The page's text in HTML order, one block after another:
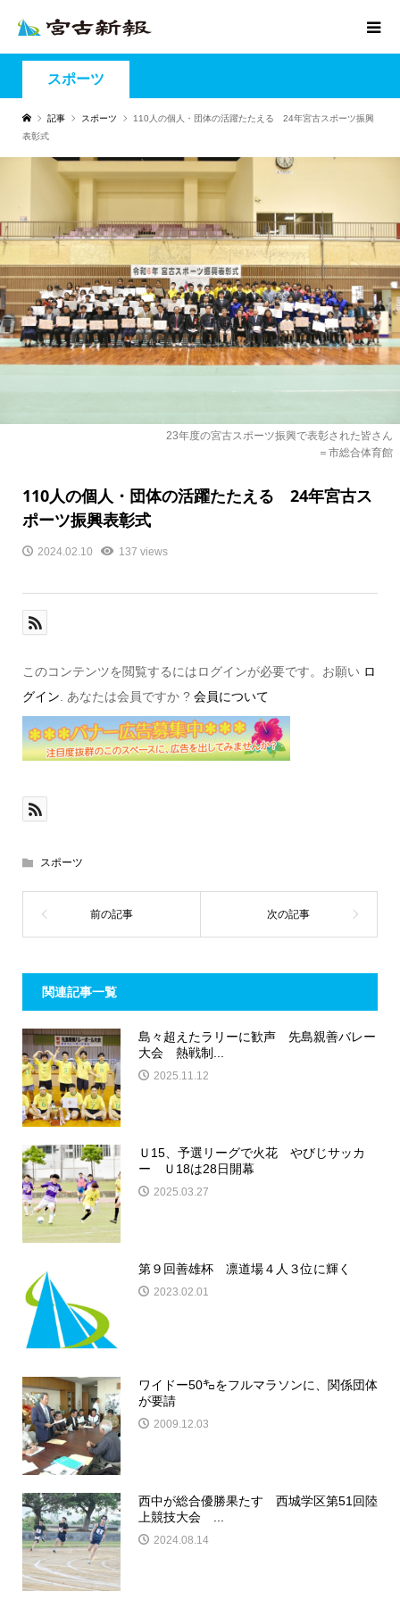
スポーツ
記事 スポーツ
110人の個人・団体の活躍たたえる 24年宮古スポーツ振興
表彰式
23年度の宮古スポーツ振興で表彰された皆さん
＝市総合体育館
110人の個人・団体の活躍たたえる 24年宮古ス
ポーツ振興表彰式
2024.02.10 137 views
このコンテンツを閲覧するにはログインが必要です。お願い ロ
グイン . あなたは会員ですか ? 会員について
スポーツ
関連記事一覧
島々超えたラリーに歓声 先島親善バレー
大会 熱戦制...
2025.11.12
Ｕ15、予選リーグで火花 やびじサッカ
ー Ｕ18は28日開幕
2025.03.27
第９回善雄杯 凛道場４人３位に輝く
2023.02.01
ワイドー50㌔をフルマラソンに、関係団体
が要請
2009.12.03
西中が総合優勝果たす 西城学区第51回陸
上競技大会 ...
2024.08.14